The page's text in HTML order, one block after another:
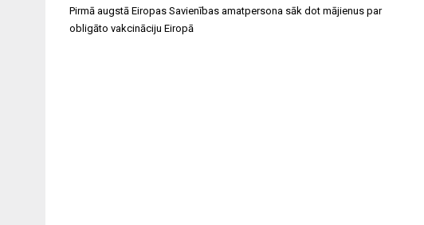
Ziņu
izvēlne
Pirmā augstā Eiropas Savienības amatpersona sāk dot mājienus par
obligāto vakcināciju Eiropā